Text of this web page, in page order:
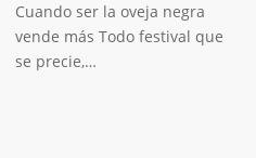
Cuando ser la oveja negra
vende más Todo festival que
se precie,…